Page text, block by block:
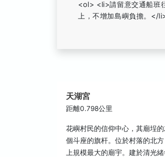
<ol> <li>請留意交通船班
上，不增加島嶼負擔。</
天湖宮
距離0.798公里
花嶼村民的信仰中心，其廟埕
個斗座的旗杆。位於村落的北
上規模最大的廟宇。建於清光